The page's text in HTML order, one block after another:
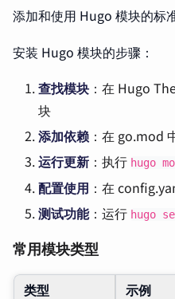
添加和使用 Hugo 模块的标
安装 Hugo 模块的步骤：
查找模块 ：在 Hugo
块
添加依赖 ：在 go.mod
运行更新 ：执行 hugo
配置使用 ：在
测试功能：运行 hugo
常用模块类型
类型
示例